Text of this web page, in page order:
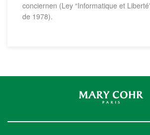
conciernen (Ley “Informatique et
de 1978).